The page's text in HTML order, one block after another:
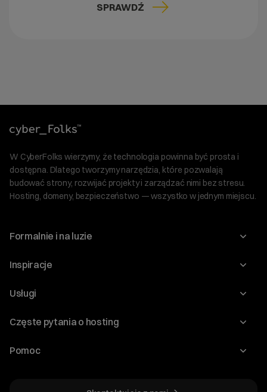
SPRAWDŹ
W CyberFolks wierzymy, że technologia powinna być prosta i
dostępna. Dlatego tworzymy narzędzia, które pozwalają
budować strony, rozwijać projekty i zarządzać nimi bez stresu.
Hosting, domeny, bezpieczeństwo — wszystko w jednym miejscu.
Formalnie i na luzie
O nas
Program Korzyści dla Inwestorów
Regulaminy i specyfikacje
Inspiracje
Blog
WordPress
Audyt stron
Usługi
Domeny
Częste pytania o hosting
Jak przenieść stronę?
Pomoc